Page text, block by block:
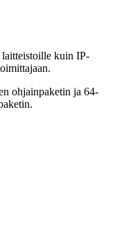
kuin IP-
ohjainpaketin ja 64-